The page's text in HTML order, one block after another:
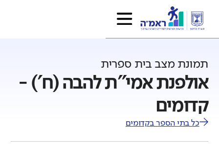
תמונת מצב בית ספרית
אולפנת אמי"ת להבה (ח') -
קדומים
כל בתי הספר בקדומים